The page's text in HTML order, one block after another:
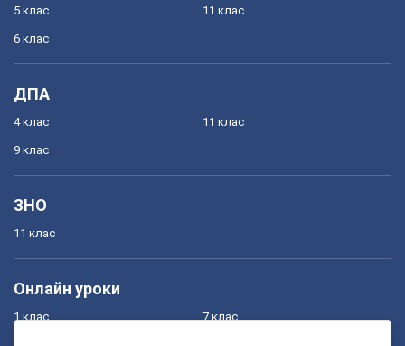
5 клас
6 клас
11 клас
ДПА
4 клас
9 клас
11 клас
ЗНО
11 клас
Онлайн уроки
1 клас 7 клас